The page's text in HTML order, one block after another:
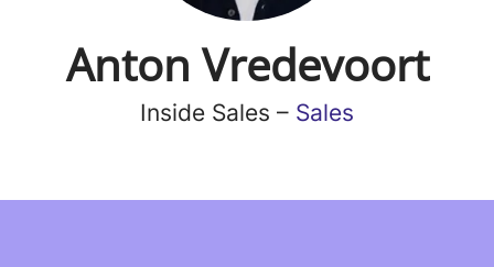
Anton Vredevoort
Inside Sales – Sales